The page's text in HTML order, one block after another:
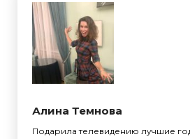
Алина Темнова
Подарила телевидению лучшие